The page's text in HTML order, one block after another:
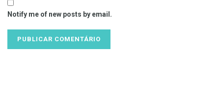
Notify me of new posts by email.